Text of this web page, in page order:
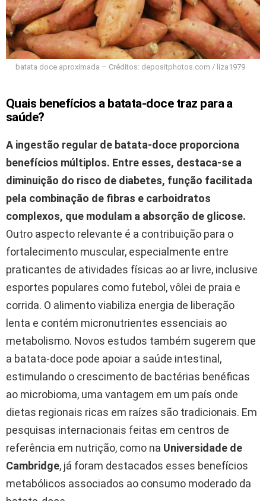
batata doce aproximada – Créditos: depositphotos.com / liza1979
Quais benefícios a batata-doce traz para a
saúde?
A ingestão regular de batata-doce proporciona
benefícios múltiplos. Entre esses, destaca-se a
diminuição do risco de diabetes, função facilitada
pela combinação de fibras e carboidratos
complexos, que modulam a absorção de glicose.
Outro aspecto relevante é a contribuição para o
fortalecimento muscular, especialmente entre
praticantes de atividades físicas ao ar livre, inclusive
esportes populares como futebol, vôlei de praia e
corrida. O alimento viabiliza energia de liberação
lenta e contém micronutrientes essenciais ao
metabolismo. Novos estudos também sugerem que
a batata-doce pode apoiar a saúde intestinal,
estimulando o crescimento de bactérias benéficas
ao microbioma, uma vantagem em um país onde
dietas regionais ricas em raízes são tradicionais. Em
pesquisas internacionais feitas em centros de
referência em nutrição, como na Universidade de
Cambridge, já foram destacados esses benefícios
metabólicos associados ao consumo moderado da